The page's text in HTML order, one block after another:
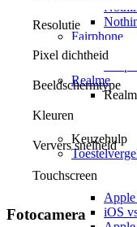
Fairphone
Realme
Keuzehulp
Apple
iOS
Resolutie
Pixel dichtheid
Beeldschermtype
Kleuren
Ververs snelheid
Touchscreen
Fotocamera